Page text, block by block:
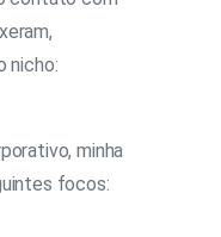
nicho:
minha
focos: